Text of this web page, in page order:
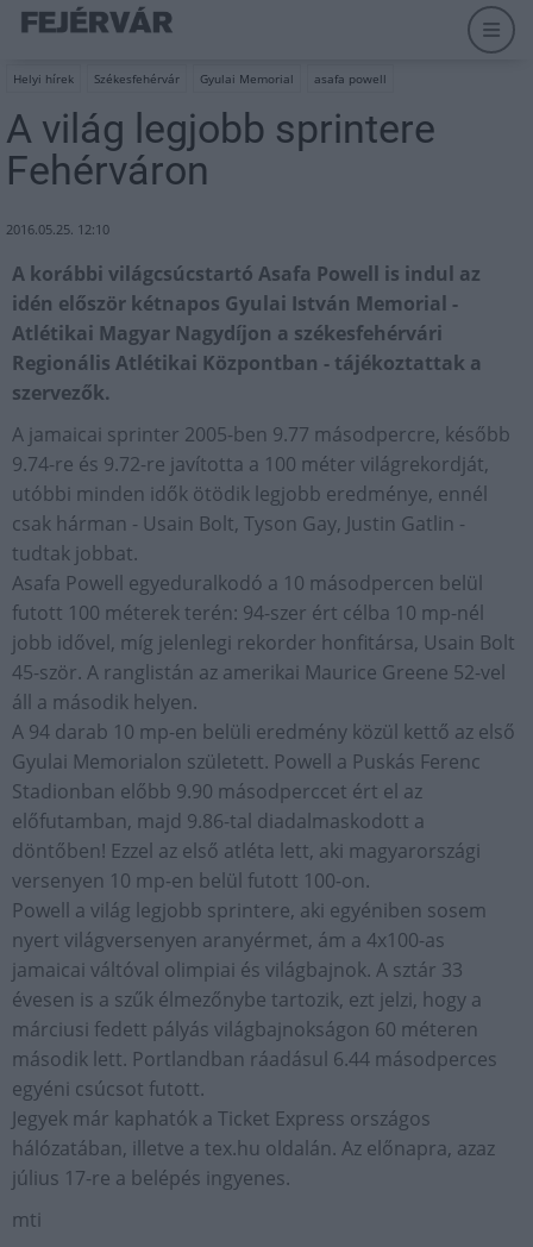
Helyi hírek Székesfehérvár Gyulai Memorial asafa powell
A világ legjobb sprintere
Fehérváron
2016.05.25. 12:10
A korábbi világcsúcstartó Asafa Powell is indul az
idén először kétnapos Gyulai István Memorial -
Atlétikai Magyar Nagydíjon a székesfehérvári
Regionális Atlétikai Központban - tájékoztattak a
szervezők.
A jamaicai sprinter 2005-ben 9.77 másodpercre, később
9.74-re és 9.72-re javította a 100 méter világrekordját,
utóbbi minden idők ötödik legjobb eredménye, ennél
csak hárman - Usain Bolt, Tyson Gay, Justin Gatlin -
tudtak jobbat.
Asafa Powell egyeduralkodó a 10 másodpercen belül
futott 100 méterek terén: 94-szer ért célba 10 mp-nél
jobb idővel, míg jelenlegi rekorder honfitársa, Usain Bolt
45-ször. A ranglistán az amerikai Maurice Greene 52-vel
áll a második helyen.
A 94 darab 10 mp-en belüli eredmény közül kettő az első
Gyulai Memorialon született. Powell a Puskás Ferenc
Stadionban előbb 9.90 másodperccet ért el az
előfutamban, majd 9.86-tal diadalmaskodott a
döntőben! Ezzel az első atléta lett, aki magyarországi
versenyen 10 mp-en belül futott 100-on.
Powell a világ legjobb sprintere, aki egyéniben sosem
nyert világversenyen aranyérmet, ám a 4x100-as
jamaicai váltóval olimpiai és világbajnok. A sztár 33
évesen is a szűk élmezőnybe tartozik, ezt jelzi, hogy a
márciusi fedett pályás világbajnokságon 60 méteren
második lett. Portlandban ráadásul 6.44 másodperces
egyéni csúcsot futott.
Jegyek már kaphatók a Ticket Express országos
hálózatában, illetve a tex.hu oldalán. Az előnapra, azaz
július 17-re a belépés ingyenes.
mti